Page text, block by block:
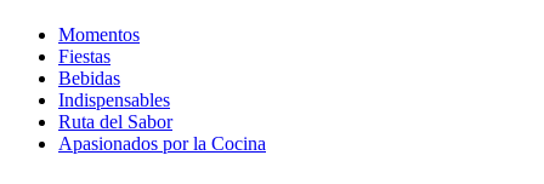
Momentos
Fiestas
Bebidas
Indispensables
Ruta del Sabor
Apasionados por la Cocina